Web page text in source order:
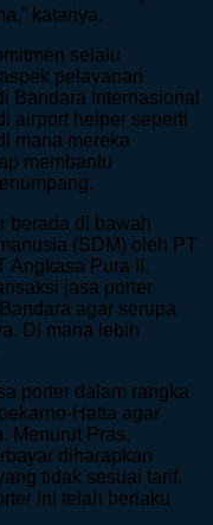
katanya.
selalu
pelayanan
Bandara Internasional
airport helper seperti
mana mereka
membantu
berada di bawah
(SDM) oleh PT
Angkasa Pura II.
jasa porter
agar serupa
Di mana lebih
porter dalam rangka
Hatta agar
Menurut Pras,
diharapkan
tidak sesuai tarif.
ini telah berlaku